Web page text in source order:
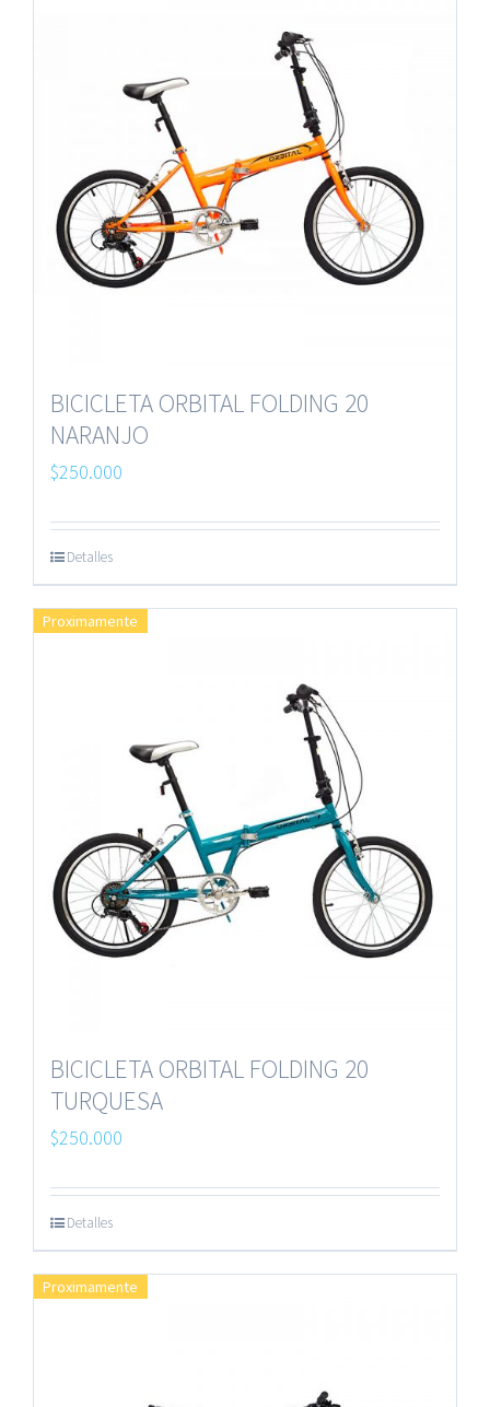
BICICLETA ORBITAL FOLDING 20
NARANJO
$250.000
Detalles
Proximamente
BICICLETA ORBITAL FOLDING 20
TURQUESA
$250.000
Detalles
Proximamente